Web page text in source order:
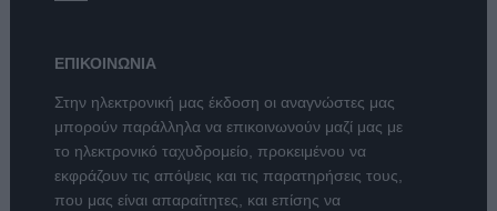
ΕΠΙΚΟΙΝΩΝΙΑ
Στην ηλεκτρονική μας έκδοση οι αναγνώστες μας
μπορούν παράλληλα να επικοινωνούν μαζί μας με
το ηλεκτρονικό ταχυδρομείο, προκειμένου να
εκφράζουν τις απόψεις και τις παρατηρήσεις τους,
που μας είναι απαραίτητες, και επίσης να